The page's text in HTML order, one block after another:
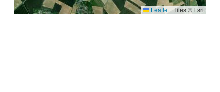
Leaflet|Tiles © Esri